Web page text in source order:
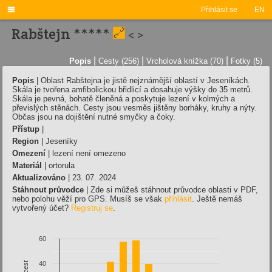
Přihlásit se EN

Rabštejn ***** < >
Popis Cesty (256) Vrcholová knížka (70) Fotky (5)
Popis
Oblast Rabštejna je jistě nejznámější oblastí v Jeseníkách.
Skála je tvořena amfibolickou břidlicí a dosahuje výšky do 35 metrů.
Skála je pevná, bohatě členěná a poskytuje lezení v kolmých a
převislých stěnách. Cesty jsou vesměs jištěny borháky, kruhy a nýty.
Občas jsou na dojištění nutné smyčky a čoky.
Přístup
Region | Jeseníky
Omezení | lezení není omezeno
Materiál
| ortorula
Aktualizováno | 23. 07. 2024
Stáhnout průvodce | Zde si můžeš stáhnout průvodce oblasti v PDF,
nebo polohu věží pro GPS. Musíš se však přihlásit . Ještě nemáš
vytvořený účet? Registruj se
40
60